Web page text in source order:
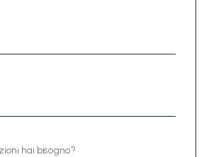
hai bisogno?